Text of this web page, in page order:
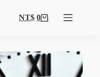
NT$ 0